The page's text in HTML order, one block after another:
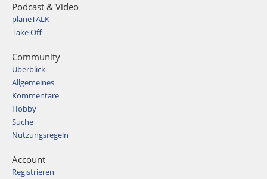
Podcast & Video
planeTALK
Take Off
Community
Überblick
Allgemeines
Kommentare
Hobby
Suche
Nutzungsregeln
Account
Registrieren